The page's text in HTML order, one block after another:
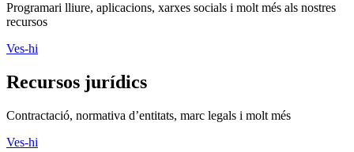
Programari lliure, aplicacions, xarxes socials i molt més als nostres
recursos
Ves-hi
Recursos jurídics
Contractació, normativa d’entitats, marc legals i molt més
Ves-hi